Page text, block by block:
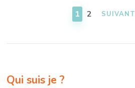
PAGE
1 PAGE
2 SUIVANT
Qui suis je ?